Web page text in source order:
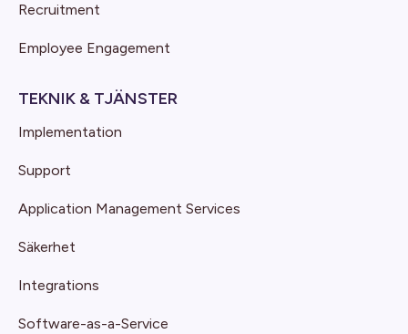
Recruitment
Employee Engagement
TEKNIK & TJÄNSTER
Implementation
Support
Application Management Services
Säkerhet
Integrations
Software-as-a-Service